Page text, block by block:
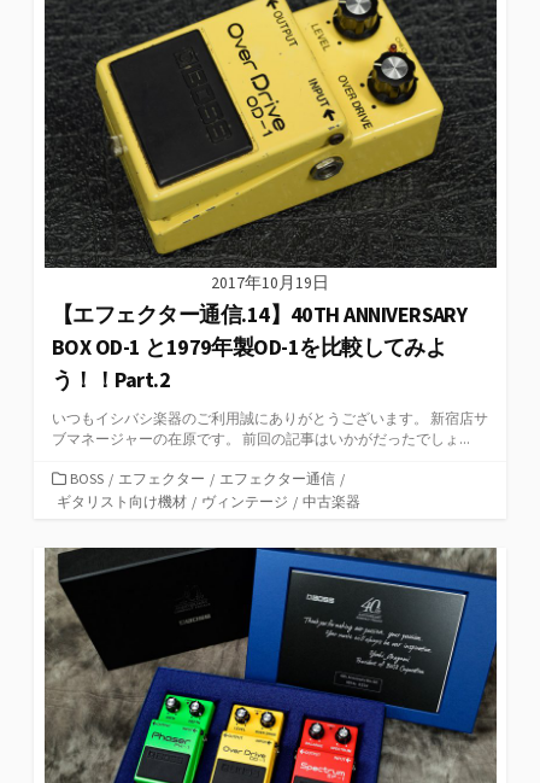
ー
2017年10月19日
【エフェクター通信.14】40TH ANNIVERSARY
BOX OD-1 と1979年製OD-1を比較してみよ
う！！Part.2
いつもイシバシ楽器のご利用誠にありがとうございます。 新宿店サ
ブマネージャーの在原です。 前回の記事はいかがだったでしょ...
カ
テ
リ
BOSS / エフェクター / エフェクター通信 /
ギタリスト向け機材 / ヴィンテージ / 中古楽器